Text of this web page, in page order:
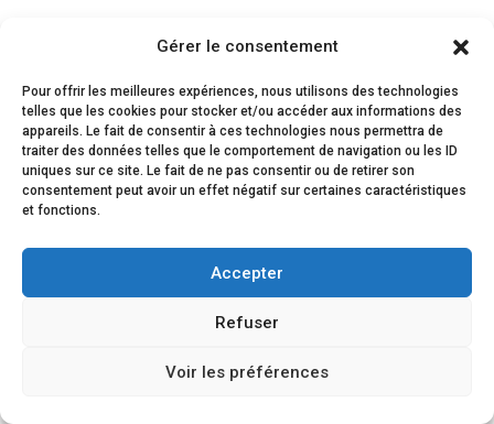
Gérer le consentement
Pour offrir les meilleures expériences, nous utilisons des technologies
telles que les cookies pour stocker et/ou accéder aux informations des
appareils. Le fait de consentir à ces technologies nous permettra de
traiter des données telles que le comportement de navigation ou les ID
uniques sur ce site. Le fait de ne pas consentir ou de retirer son
consentement peut avoir un effet négatif sur certaines caractéristiques
et fonctions.
Accepter
Refuser
Voir les préférences
Comentarios de los
clientes
La satisfacción de nuestros clientes queda
demostrada por su fidelidad y su renovada
confianza en nosotros.